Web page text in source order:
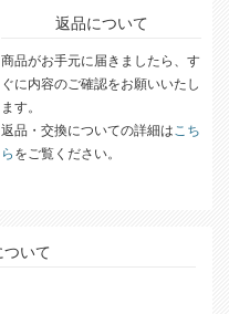
返品について
商品がお手元に届きましたら、す
ぐに内容のご確認をお願いいたし
ます。